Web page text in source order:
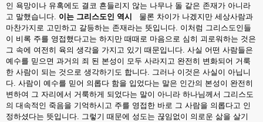
인 욕망이나 유혹에도 결코 흔들리지 않는 나무나 돌 같은 존재가 아니라
고 말했습니다. 이는 그리스도인 역시
물론 차이가 나겠지만 세상사람과
마찬가지로 고민하고 갈등하는 존재라는 뜻입니다. 이처럼 그리스도인들
이 비록 주를 영접했다고는 하지만 때때로 마음으로 심히 괴로워하는 것은
그 속에 여전히 육의 생각을 가지고 있기 때문입니다. 사실 어떤 사람들은
예수를 믿으면 과거의 죄 된 본성이 모두 사라지고 완전히 변화되어 거룩
한 사람이 되는 것으로 생각하기도 합니다. 그러나 이것은 사실이 아닙니
다. 사람이 예수를 믿어 의롭다 함을 입었다는 말은 인간의 본성이 완전히
변하여 그 자리에서 거룩하게 되었다는 말이 아니라 하나님께서 그리스도
의 대속적인 죽음을 기억하시고 주를 영접한 바로 그 사람을 의롭다고 인
정하셨다는 뜻입니다. 그렇기 때문에 성도는 끊임없이 의로운 삶을 살기